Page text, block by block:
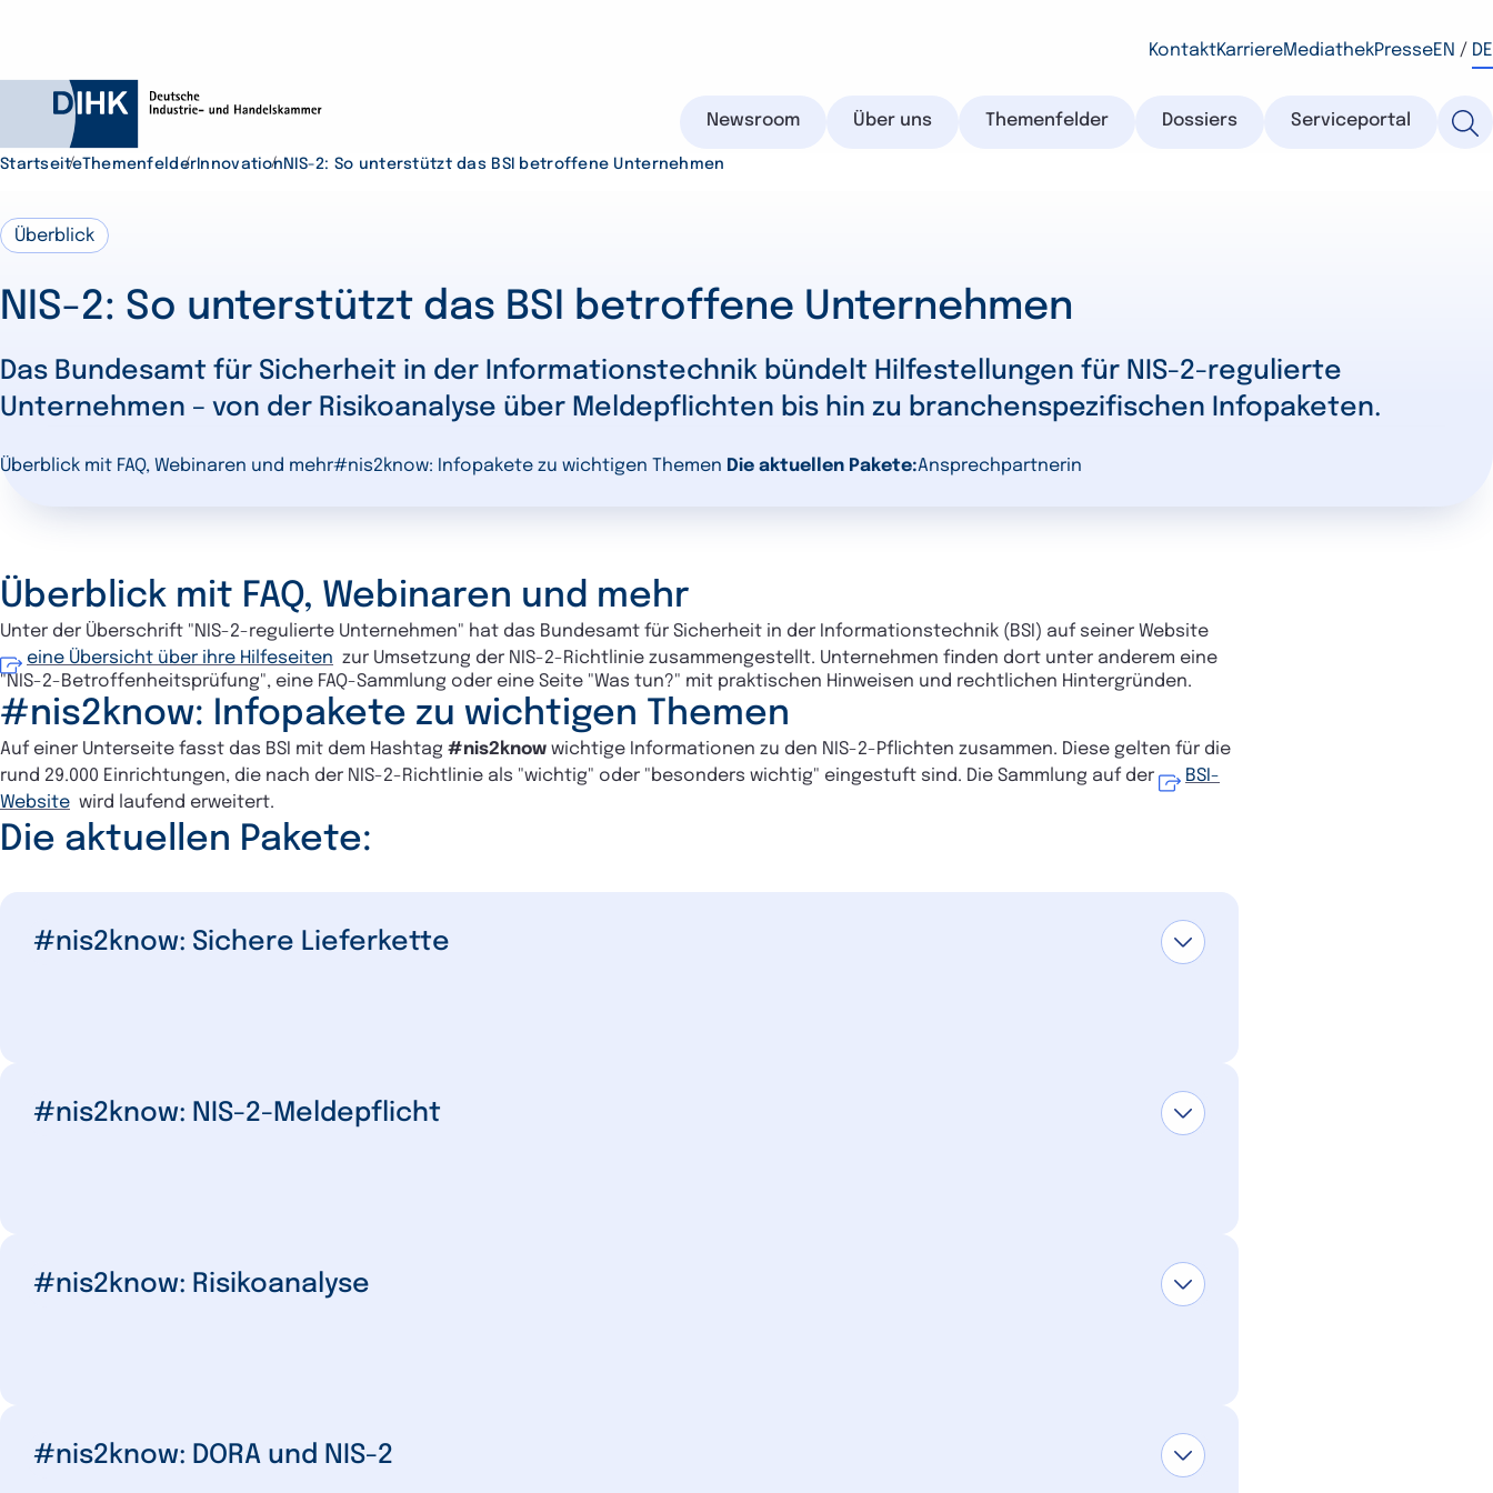
KontaktKarriereMediathekPresseEN / DE
Newsroom Über uns Themenfelder Dossiers Serviceportal
Durchsuchen Sie DIHK.de
Suchen
StartseiteThemenfelder Innovation NIS-2: So unterstützt das BSI betroffene Unternehmen
Überblick
NIS-2: So unterstützt das BSI betroffene Unternehmen
Das Bundesamt für Sicherheit in der Informationstechnik bündelt Hilfestellungen für NIS-2-regulierte
Unternehmen – von der Risikoanalyse über Meldepflichten bis hin zu branchenspezifischen Infopaketen.
Überblick mit FAQ, Webinaren und mehr#nis2know: Infopakete zu wichtigen Themen Die aktuellen Pakete:Ansprechpartnerin
Überblick mit FAQ, Webinaren und mehr
Unter der Überschrift "NIS-2-regulierte Unternehmen" hat das Bundesamt für Sicherheit in der Informationstechnik (BSI) auf seiner Website
eine Übersicht über ihre Hilfeseiten zur Umsetzung der NIS-2-Richtlinie zusammengestellt. Unternehmen finden dort unter anderem eine
"NIS-2-Betroffenheitsprüfung", eine FAQ-Sammlung oder eine Seite "Was tun?" mit praktischen Hinweisen und rechtlichen Hintergründen.
#nis2know: Infopakete zu wichtigen Themen
Auf einer Unterseite fasst das BSI mit dem Hashtag #nis2know wichtige Informationen zu den NIS-2-Pflichten zusammen. Diese gelten für die
rund 29.000 Einrichtungen, die nach der NIS-2-Richtlinie als "wichtig" oder "besonders wichtig" eingestuft sind. Die Sammlung auf der
BSI-
Website wird laufend erweitert.
Die aktuellen Pakete:
#nis2know: Sichere Lieferkette
#nis2know: NIS-2-Meldepflicht
#nis2know: Risikoanalyse
#nis2know: DORA und NIS-2